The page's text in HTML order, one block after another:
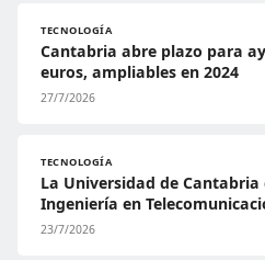
TECNOLOGÍA
Cantabria abre plazo para
euros, ampliables en 2024
27/7/2026
TECNOLOGÍA
La Universidad de Cantabria
Ingeniería en
23/7/2026